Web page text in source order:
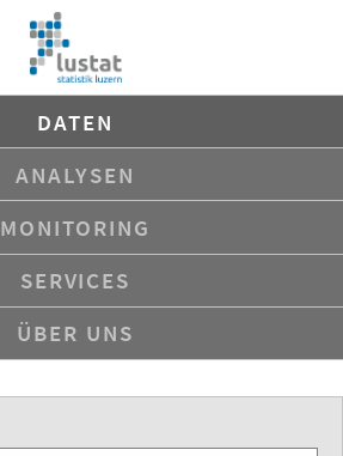
DATEN
ANALYSEN
MONITORING
SERVICES
ÜBER UNS